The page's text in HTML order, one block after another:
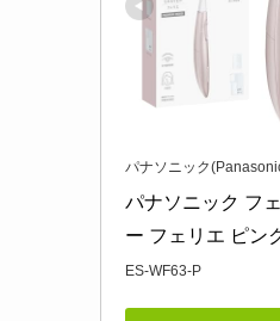
パナソニック
パナソニック フ
ー フェリエ ピン
ES-WF63-P